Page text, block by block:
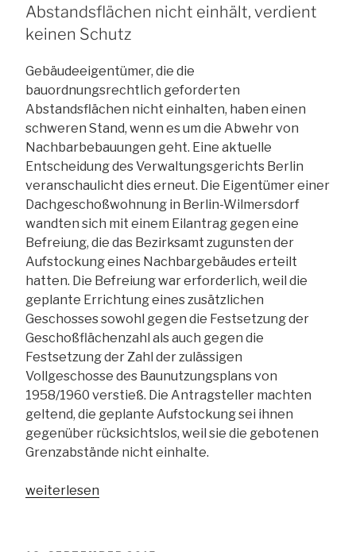
Abstandsflächen nicht einhält, verdient
keinen Schutz
Gebäudeeigentümer, die die
bauordnungsrechtlich geforderten
Abstandsflächen nicht einhalten, haben einen
schweren Stand, wenn es um die Abwehr von
Nachbarbebauungen geht. Eine aktuelle
Entscheidung des Verwaltungsgerichts Berlin
veranschaulicht dies erneut. Die Eigentümer einer
Dachgeschoßwohnung in Berlin-Wilmersdorf
wandten sich mit einem Eilantrag gegen eine
Befreiung, die das Bezirksamt zugunsten der
Aufstockung eines Nachbargebäudes erteilt
hatten. Die Befreiung war erforderlich, weil die
geplante Errichtung eines zusätzlichen
Geschosses sowohl gegen die Festsetzung der
Geschoßflächenzahl als auch gegen die
Festsetzung der Zahl der zulässigen
Vollgeschosse des Baunutzungsplans von
1958/1960 verstieß. Die Antragsteller machten
geltend, die geplante Aufstockung sei ihnen
gegenüber rücksichtslos, weil sie die gebotenen
Grenzabstände nicht einhalte.
„Wieder
weiterlesen